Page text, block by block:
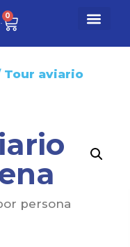
0
Tour aviario
persona